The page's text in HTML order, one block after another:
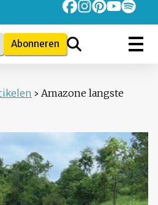
Abonneren
› Amazone langste